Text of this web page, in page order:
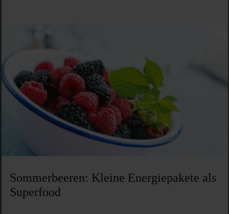
Sommerbeeren: Kleine Energiepakete als
Superfood